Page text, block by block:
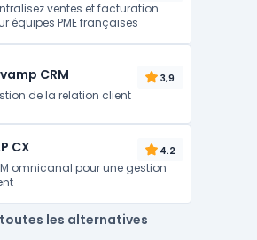
ventes et facturation
équipes PME françaises
CRM 3,9
de la relation client
CX 4.2
omnicanal pour une gestion
les alternatives